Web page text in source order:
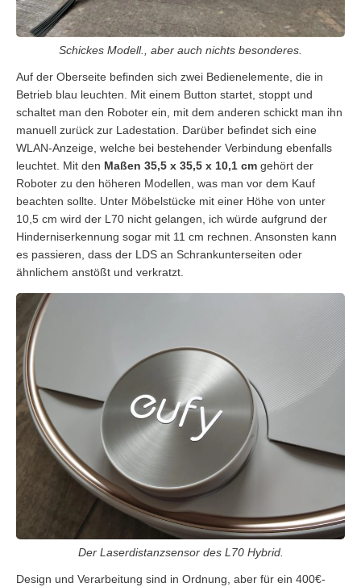
Schickes Modell., aber auch nichts besonderes.
Auf der Oberseite befinden sich zwei Bedienelemente, die in
Betrieb blau leuchten. Mit einem Button startet, stoppt und
schaltet man den Roboter ein, mit dem anderen schickt man ihn
manuell zurück zur Ladestation. Darüber befindet sich eine
WLAN-Anzeige, welche bei bestehender Verbindung ebenfalls
leuchtet. Mit den Maßen 35,5 x 35,5 x 10,1 cm gehört der
Roboter zu den höheren Modellen, was man vor dem Kauf
beachten sollte. Unter Möbelstücke mit einer Höhe von unter
10,5 cm wird der L70 nicht gelangen, ich würde aufgrund der
Hinderniserkennung sogar mit 11 cm rechnen. Ansonsten kann
es passieren, dass der LDS an Schrankunterseiten oder
ähnlichem anstößt und verkratzt.
Der Laserdistanzsensor des L70 Hybrid.
Design und Verarbeitung sind in Ordnung, aber für ein 400€-